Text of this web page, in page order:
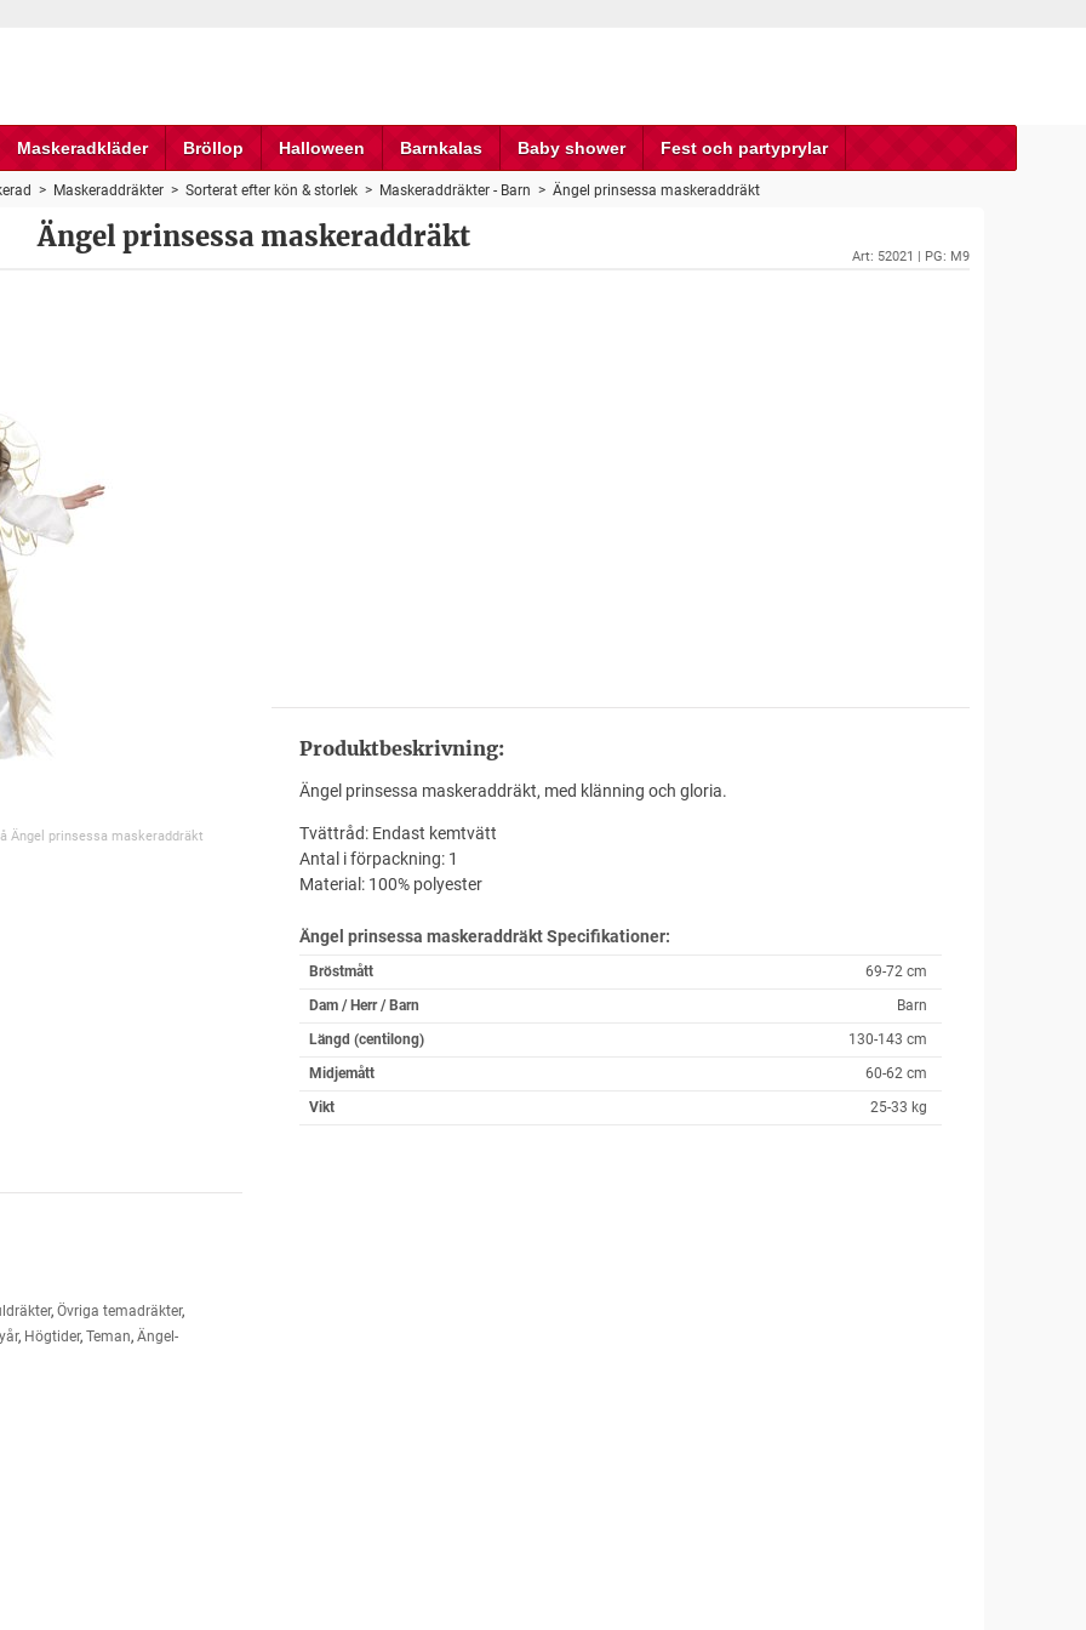
Maskeradkläder Bröllop Halloween Barnkalas Baby shower Fest och partyprylar
> Maskeraddräkter> Sorterat efter kön & storlek> Maskeraddräkter - Barn > Ängel prinsessa maskeraddräkt
Ängel prinsessa maskeraddräkt
Art: 52021 | PG: M9
Ängel prinsessa maskeraddräkt
Produktbeskrivning:
Ängel prinsessa maskeraddräkt, med klänning och gloria.
Tvättråd: Endast kemtvätt
Antal i förpackning: 1
Material: 100% polyester
Ängel prinsessa maskeraddräktSpecifikationer:
Bröstmått
69-72 cm
Dam / Herr / Barn
Barn
Längd (centilong)
130-143 cm
Midjemått
60-62 cm
Vikt
25-33 kg
, Övriga temadräkter,
, Högtider, Teman, Ängel-